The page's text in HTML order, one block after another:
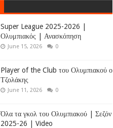
Super League 2025-2026 |
Ολυμπιακός | Ανασκόπηση
June 15, 2026 0
Player of the Club του Ολυμπιακού ο
Τζολάκης
June 11, 2026 0
Όλα τα γκολ του Ολυμπιακού | Σεζόν
2025-26 | Video